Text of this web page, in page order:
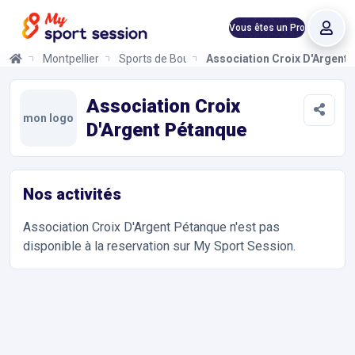
Vous êtes un Pro
Montpellier Sports de Boules Association Croix D'Argent
mon logo
Association Croix
D'Argent Pétanque
Nos activités
Association Croix D'Argent Pétanque n'est pas
disponible à la reservation sur My Sport Session.